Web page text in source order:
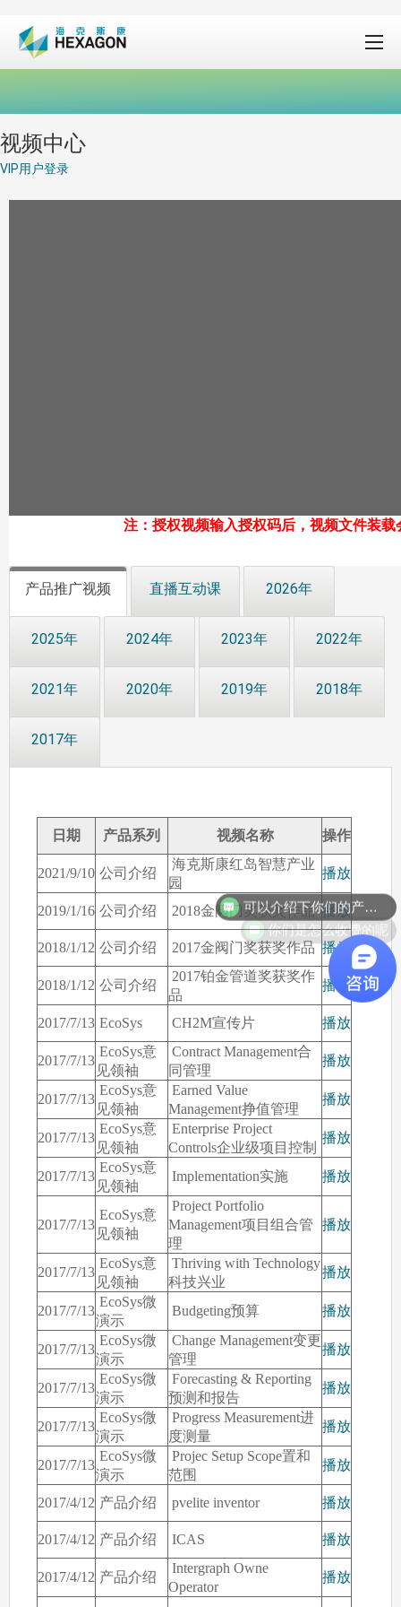
视频中心
VIP用户登录
注：授权视频输入授权码后，视频文件装
产品推广视频 直播互动课 2026年
2025年 2024年 2023年 2022年
2021年 2020年 2019年 2018年
2017年
日期 产品系列 视频名称 操作
2021/9/10 公司介绍
海克斯康红岛智慧产业
园
播放
2019/1/16 公司介绍 2018金阀门奖获奖作品 播放
2018/1/12 公司介绍 2017金阀门奖获奖作品 播放
2018/1/12 公司介绍
2017铂金管道奖获奖作
品
播放
2017/7/13 EcoSys CH2M宣传片 播放
2017/7/13
EcoSys意
见领袖
Contract Management合
同管理
播放
2017/7/13
EcoSys意
见领袖
Earned Value
Management挣值管理
播放
2017/7/13
EcoSys意
见领袖
Enterprise Project
Controls企业级项目控制
播放
2017/7/13
EcoSys意
见领袖
Implementation实施 播放
2017/7/13
EcoSys意
见领袖
Project Portfolio
Management项目组合管
理
播放
2017/7/13
EcoSys意
见领袖
Thriving with Technology
科技兴业
播放
2017/7/13
EcoSys微
演示
Budgeting预算 播放
2017/7/13
EcoSys微
演示
Change Management变更
管理
播放
2017/7/13
EcoSys微
演示
Forecasting & Reporting
预测和报告
播放
2017/7/13
EcoSys微
演示
Progress Measurement进
度测量
播放
2017/7/13
EcoSys微
演示
Projec Setup Scope置和
范围
播放
2017/4/12 产品介绍 pvelite inventor 播放
2017/4/12 产品介绍 ICAS 播放
2017/4/12 产品介绍
Intergraph Owne
Operator
播放
可以介绍下你们的产品么
你们是怎么收费的呢